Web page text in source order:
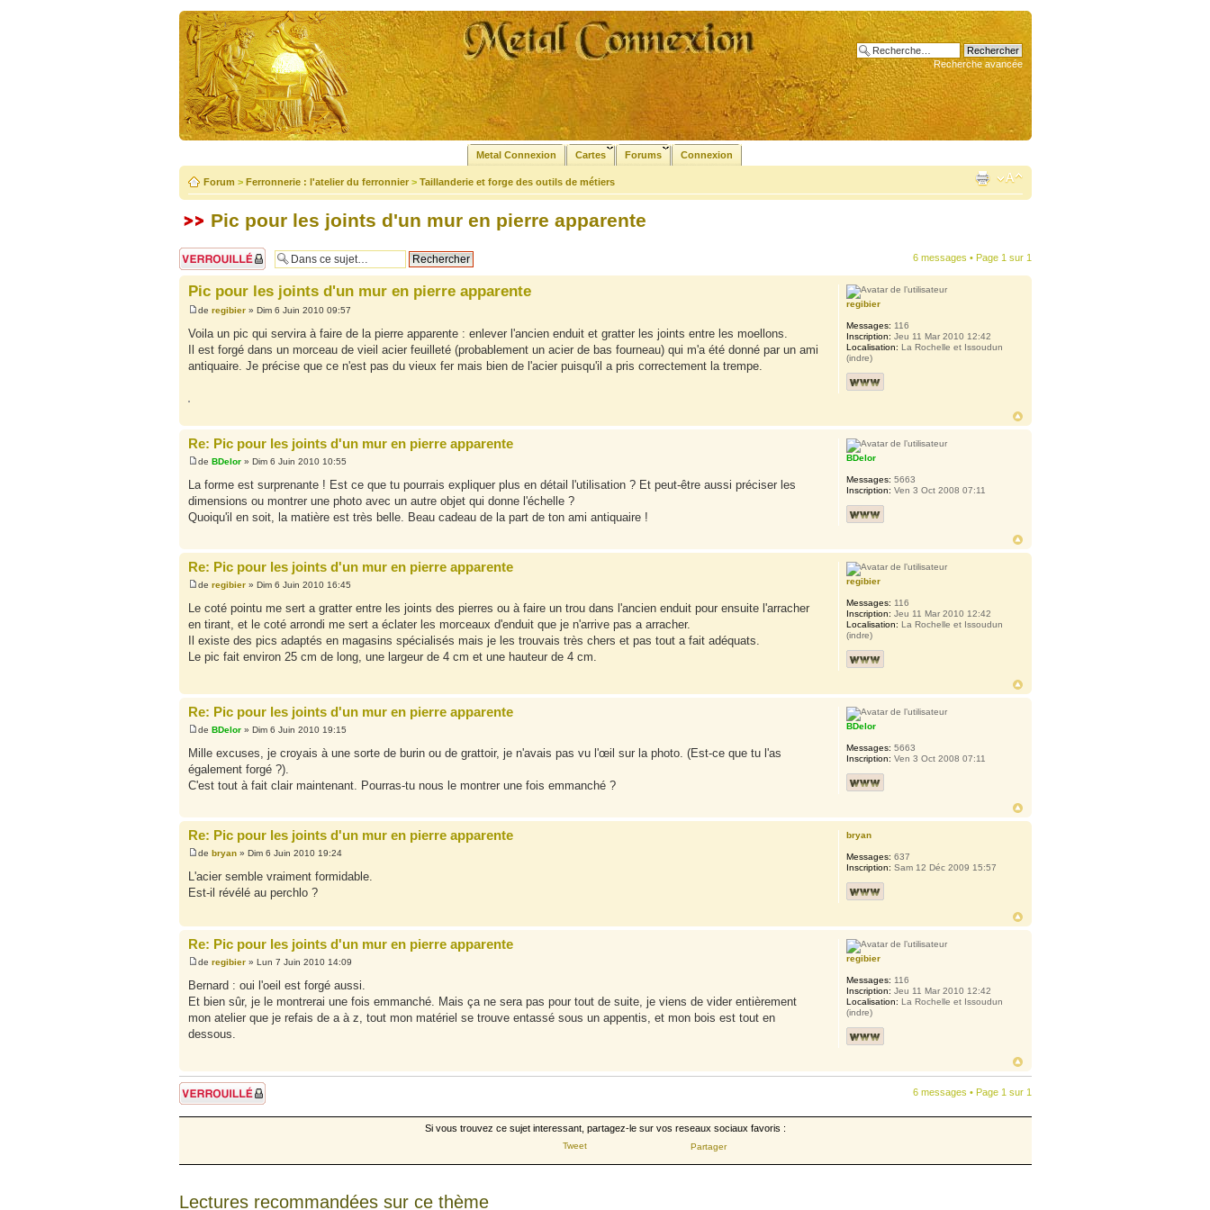
Recherche avancée
Metal Connexion Cartes Forums Connexion
Forum > Ferronnerie : l'atelier du ferronnier > Taillanderie et forge des outils de métiers
Pic pour les joints d'un mur en pierre apparente
Sujet verrouillé 6 messages • Page 1 sur 1
Pic pour les joints d'un mur en pierre apparente
de regibier» Dim 6 Juin 2010 09:57
Voila un pic qui servira à faire de la pierre apparente : enlever l'ancien enduit et gratter les joints entre les moellons.
Il est forgé dans un morceau de vieil acier feuilleté (probablement un acier de bas fourneau) qui m'a été donné par un ami
antiquaire. Je précise que ce n'est pas du vieux fer mais bien de l'acier puisqu'il a pris correctement la trempe.
regibier
Messages: 116
Inscription: Jeu 11 Mar 2010 12:42
Localisation: La Rochelle et Issoudun
(indre)
Re: Pic pour les joints d'un mur en pierre apparente
de BDelor» Dim 6 Juin 2010 10:55
La forme est surprenante ! Est ce que tu pourrais expliquer plus en détail l'utilisation ? Et peut-être aussi préciser les
dimensions ou montrer une photo avec un autre objet qui donne l'échelle ?
Quoiqu'il en soit, la matière est très belle. Beau cadeau de la part de ton ami antiquaire !
BDelor
Messages: 5663
Inscription: Ven 3 Oct 2008 07:11
Re: Pic pour les joints d'un mur en pierre apparente
de regibier» Dim 6 Juin 2010 16:45
Le coté pointu me sert a gratter entre les joints des pierres ou à faire un trou dans l'ancien enduit pour ensuite l'arracher
en tirant, et le coté arrondi me sert a éclater les morceaux d'enduit que je n'arrive pas a arracher.
Il existe des pics adaptés en magasins spécialisés mais je les trouvais très chers et pas tout a fait adéquats.
Le pic fait environ 25 cm de long, une largeur de 4 cm et une hauteur de 4 cm.
regibier
Messages: 116
Inscription: Jeu 11 Mar 2010 12:42
Localisation: La Rochelle et Issoudun
(indre)
Re: Pic pour les joints d'un mur en pierre apparente
de BDelor» Dim 6 Juin 2010 19:15
Mille excuses, je croyais à une sorte de burin ou de grattoir, je n'avais pas vu l'œil sur la photo. (Est-ce que tu l'as
également forgé ?).
C'est tout à fait clair maintenant. Pourras-tu nous le montrer une fois emmanché ?
BDelor
Messages: 5663
Inscription: Ven 3 Oct 2008 07:11
Re: Pic pour les joints d'un mur en pierre apparente
de bryan» Dim 6 Juin 2010 19:24
L'acier semble vraiment formidable.
Est-il révélé au perchlo ?
bryan
Messages: 637
Inscription: Sam 12 Déc 2009 15:57
Re: Pic pour les joints d'un mur en pierre apparente
de regibier» Lun 7 Juin 2010 14:09
Bernard : oui l'oeil est forgé aussi.
Et bien sûr, je le montrerai une fois emmanché. Mais ça ne sera pas pour tout de suite, je viens de vider entièrement
mon atelier que je refais de a à z, tout mon matériel se trouve entassé sous un appentis, et mon bois est tout en
dessous.
regibier
Messages: 116
Inscription: Jeu 11 Mar 2010 12:42
Localisation: La Rochelle et Issoudun
(indre)
Sujet verrouillé 6 messages • Page 1 sur 1
Si vous trouvez ce sujet interessant, partagez-le sur vos reseaux sociaux favoris :
Tweet Partager
Lectures recommandées sur ce thème